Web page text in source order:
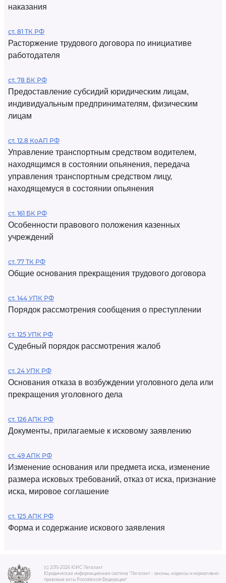
наказания
ст. 81 ТК РФ
Расторжение трудового договора по инициативе
работодателя
ст. 78 БК РФ
Предоставление субсидий юридическим лицам,
индивидуальным предпринимателям, физическим
лицам
ст. 12.8 КоАП РФ
Управление транспортным средством водителем,
находящимся в состоянии опьянения, передача
управления транспортным средством лицу,
находящемуся в состоянии опьянения
ст. 161 БК РФ
Особенности правового положения казенных
учреждений
ст. 77 ТК РФ
Общие основания прекращения трудового договора
ст. 144 УПК РФ
Порядок рассмотрения сообщения о преступлении
ст. 125 УПК РФ
Судебный порядок рассмотрения жалоб
ст. 24 УПК РФ
Основания отказа в возбуждении уголовного дела или
прекращения уголовного дела
ст. 126 АПК РФ
Документы, прилагаемые к исковому заявлению
ст. 49 АПК РФ
Изменение основания или предмета иска, изменение
размера исковых требований, отказ от иска, признание
иска, мировое соглашение
ст. 125 АПК РФ
Форма и содержание искового заявления
(c) 2015-2026 ЮИС Легалакт
Юридическая информационная система "Легалакт - законы, кодексы и нормативно-
правовые акты Российской Федерации"